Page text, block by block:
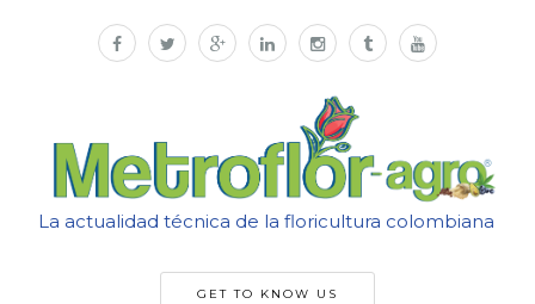
La actualidad técnica de la floricultura colombiana
GET TO KNOW US